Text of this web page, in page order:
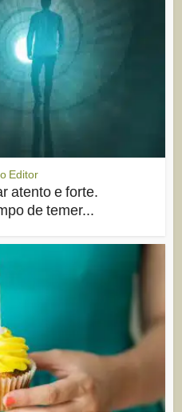
Editor
atento e forte.
de temer...